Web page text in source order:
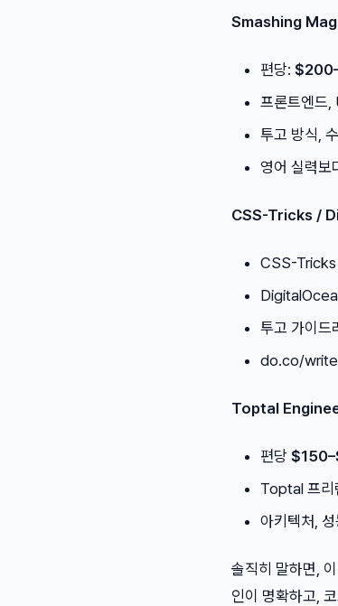
Smashing
편당:
프론트엔드,
투고 방식,
영어 실력보
CSS-Tricks /
CSS-Tricks
투고 가이드
do.co/
Toptal
편당
Toptal 프리
아키텍처,
솔직히 말하면,
인이 명확하고,